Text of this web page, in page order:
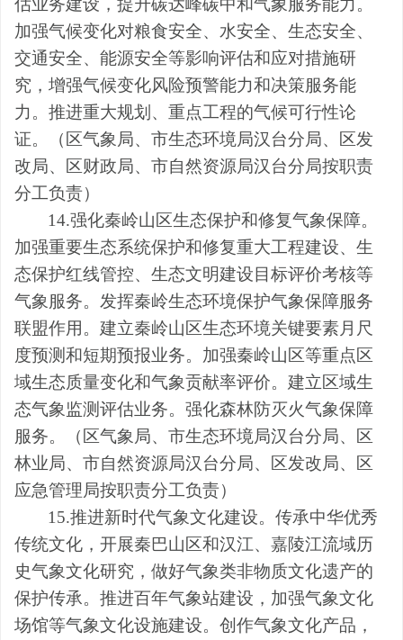
估业务建设， 提升碳达峰碳中和气象服务能力 。
加强气候变化对粮食安全、水安全、生态安全、
交通安全、能源安全等影响评估和应对措施研
究，增强气候变化风险预警能力和决策服务能
力。推进重大规划、重点工程的气候可行性论
证。
（ 区气象局、市生态环境局汉台分局、 区发
改局、 区财政局、市自然资源局汉台分局按职责
分工负责）
14.强化秦岭山区生态保护和修复气象保障。
加强重要生态系统保护和修复重大工程建设、生
态保护红线管控、生态文明建设目标评价考核等
气象服务。发挥秦岭生态环境保护气象保障服务
联盟作用。建立秦岭山区生态环境关键要素月尺
度预测和短期预报业务。加强秦岭山区等重点区
域生态质量变化和气象贡献率评价。建立区域生
态气象监测评估业务。强化森林防灭火气象保障
服务。
（ 区气象局、市生态环境局汉台分局、
区
林业局、 市自然资源局汉台分局、 区发改局、
区
应急管理 局按职责分工负责）
15.推进新时代气象文化建设。传承中华优秀
传统文化，开展秦巴山区和汉江、嘉陵江流域历
史气象文化研究，做好气象类非物质文化遗产的
保护传承。推进百年气象站建设，加强气象文化
场馆等气象文化设施建设。创作气象文化产品，